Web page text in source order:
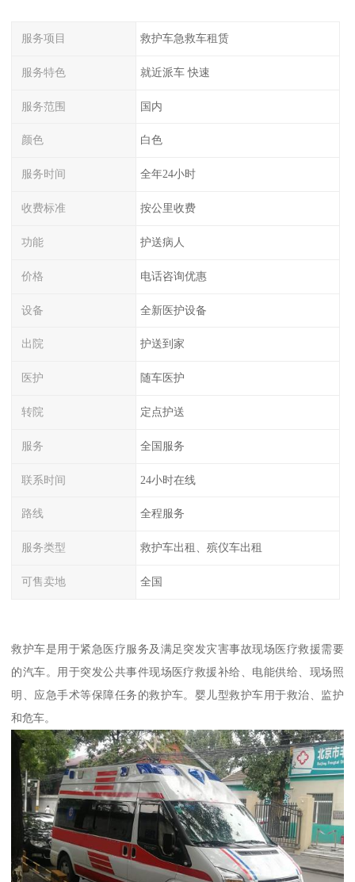
服务项目 救护车急救车租赁
服务特色 就近派车 快速
服务范围 国内
颜色 白色
服务时间 全年24小时
收费标准 按公里收费
功能 护送病人
价格 电话咨询优惠
设备 全新医护设备
出院 护送到家
医护 随车医护
转院 定点护送
服务 全国服务
联系时间 24小时在线
路线 全程服务
服务类型 救护车出租、殡仪车出租
可售卖地 全国
救护车是用于紧急医疗服务及满足突发灾害事故现场医疗救援需要
的汽车。用于突发公共事件现场医疗救援补给、电能供给、现场照
明、应急手术等保障任务的救护车。婴儿型救护车用于救治、监护
和危车。